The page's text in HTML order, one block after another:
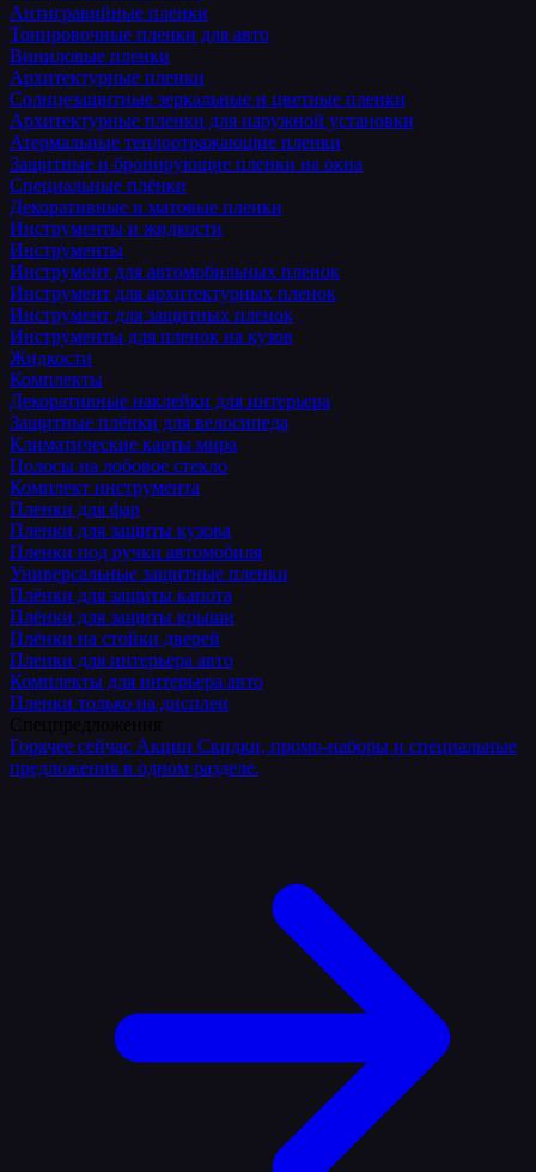
Антигравийные пленки
Тонировочные пленки для авто
Виниловые пленки
Архитектурные пленки
Солнцезащитные зеркальные и цветные пленки
Архитектурные пленки для наружной установки
Атермальные теплоотражающие пленки
Защитные и бронирующие пленки на окна
Специальные плёнки
Декоративные и матовые пленки
Инструменты и жидкости
Инструменты
Инструмент для автомобильных пленок
Инструмент для архитектурных пленок
Инструмент для защитных пленок
Инструменты для пленок на кузов
Жидкости
Комплекты
Декоративные наклейки для интерьера
Защитные плёнки для велосипеда
Климатические карты мира
Полосы на лобовое стекло
Комплект инструмента
Пленки для фар
Пленки для защиты кузова
Пленки под ручки автомобиля
Универсальные защитные пленки
Плёнки для защиты капота
Плёнки для защиты крыши
Плёнки на стойки дверей
Пленки для интерьера авто
Комплекты для интерьера авто
Пленки только на дисплеи
Горячее сейчас Акции Скидки, промо-наборы и специальные
предложения в одном разделе.